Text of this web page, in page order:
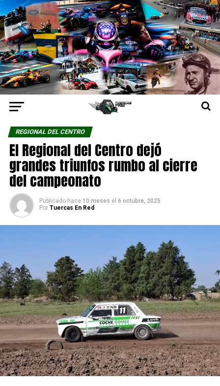
REGIONAL DEL CENTRO
El Regional del Centro dejó
grandes triunfos rumbo al cierre
del campeonato
Publicado hace 10 meses el 6 octubre, 2025
Por Tuercas En Red